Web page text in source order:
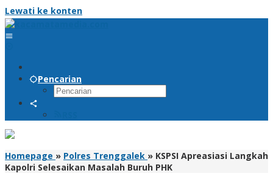
Lewati ke konten
Pencarian
Homepage » Polres Trenggalek » KSPSI Apreasiasi Langkah
Kapolri Selesaikan Masalah Buruh PHK